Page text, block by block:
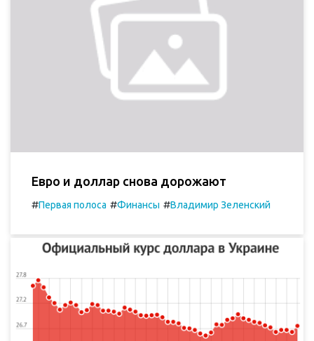
Евро и доллар снова дорожают
#Первая полоса #Финансы #Владимир Зеленский